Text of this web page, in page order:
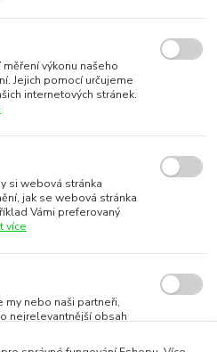
výkonu našeho
Jejich pomocí určujeme
internetových stránek.
si webová stránka
jak se webová stránka
Vámi preferovaný
více
my nebo naši partneři,
nejrelevantnější obsah